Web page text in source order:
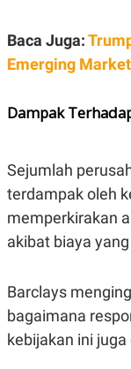
O
T
T
I
S
JARINGAN
K
O
N
A
C
D
P
R
E
E
L
E
A
Baca Juga:
Emerging
Dampak
Sejumlah
terdampak oleh
memperkirakan
akibat biaya
Barclays
bagaimana
kebijakan ini